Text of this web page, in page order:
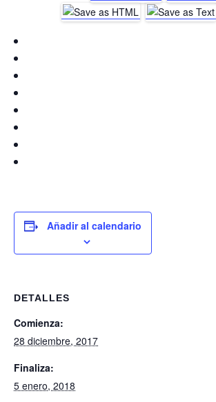
Añadir al calendario
DETALLES
Comienza:
28 diciembre, 2017
Finaliza:
5 enero, 2018